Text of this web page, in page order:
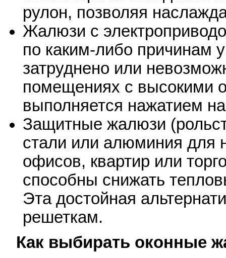
рулон, позволяя
Жалюзи с
по каким-либо причинам
затруднено или
помещениях с высокими
выполняется нажатием на
Защитные жалюзи
стали или алюминия для
офисов, квартир или
способны снижать
Эта достойная
решеткам.
Как выбирать оконные